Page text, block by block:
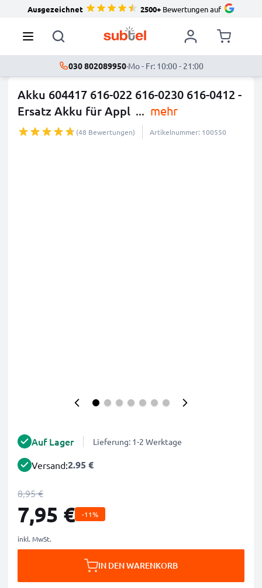
Ausgezeichnet 2500+Bewertungen auf
030 802089950·Mo - Fr: 10:00 - 21:00
Akku 604417 616-022 616-0230 616-0412 -
Ersatz Akku für Appl ... mehr
(48 Bewertungen) Artikelnummer: 100550
Auf Lager Lieferung: 1-2 Werktage
Versand:2.95 €
8,95 €
7,95 € -11%
inkl. MwSt.
IN DEN WARENKORB